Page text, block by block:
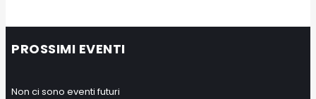
PROSSIMI EVENTI
Non ci sono eventi futuri